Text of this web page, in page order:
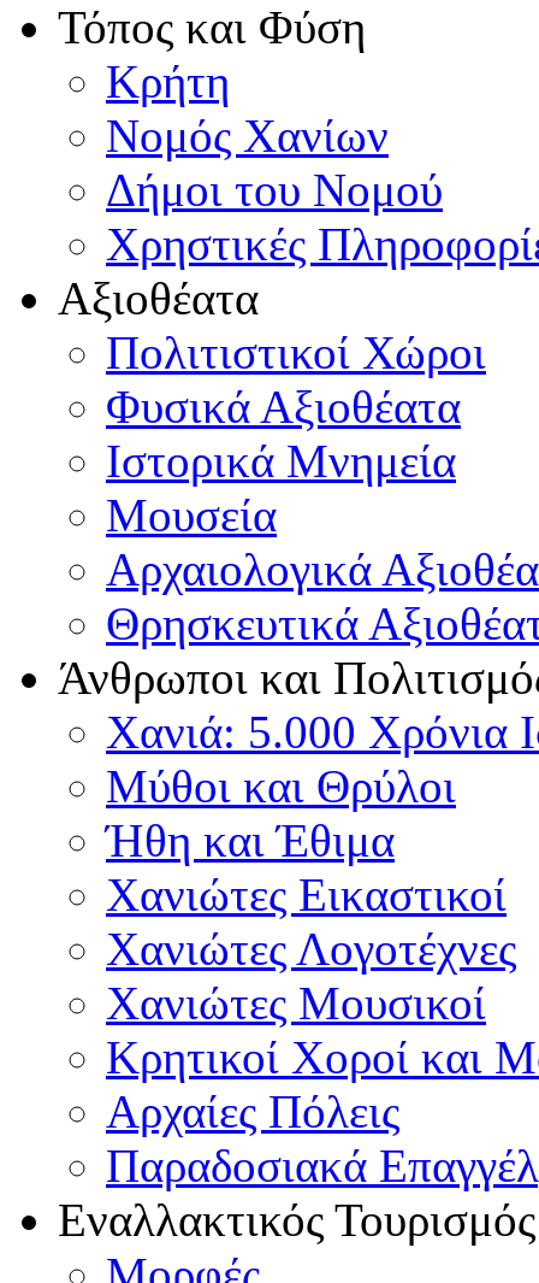
Τόπος και Φύση
Κρήτη
Νομός Χανίων
Δήμοι του Νομού
Χρηστικές
Αξιοθέατα
Πολιτιστικοί Χώροι
Φυσικά Αξιοθέατα
Ιστορικά Μνημεία
Μουσεία
Αρχαιολογικά
Θρησκευτικά
Άνθρωποι και
Χανιά: 5.000 Χρόνια
Μύθοι και Θρύλοι
Ήθη και Έθιμα
Χανιώτες Εικαστικοί
Χανιώτες Λογοτέχνες
Χανιώτες Μουσικοί
Κρητικοί Χοροί και
Αρχαίες Πόλεις
Παραδοσιακά
Εναλλακτικός Τουρισμός